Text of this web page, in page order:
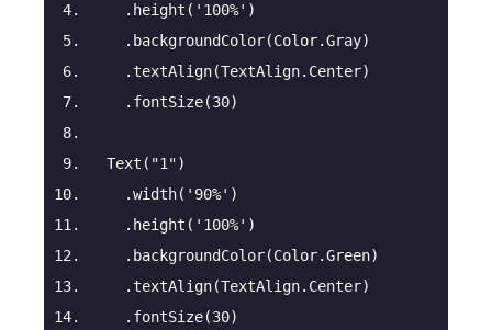
.height ( '100%' )
.backgroundColor(Color.Gray)
.textAlign(TextAlign.Center)
.fontSize(30)
Text ( "1")
.width( '90%' )
.height ( '100%' )
.backgroundColor(Color.Green)
.textAlign(TextAlign.Center)
.fontSize(30)